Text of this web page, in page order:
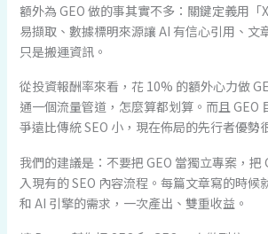
額外為 GEO 做的事其實不多：關鍵定義用「
易擷取、數據標明來源讓 AI 有信心引用、文
只是搬運資訊。
從投資報酬率來看，花 10% 的額外心力做
通一個流量管道，怎麼算都划算。而且 GEO
爭遠比傳統 SEO 小，現在佈局的先行者優勢
我們的建議是：不要把 GEO 當獨立專案，把
入現有的 SEO 內容流程。每篇文章寫的時候
和 AI 引擎的需求，一次產出、雙重收益。